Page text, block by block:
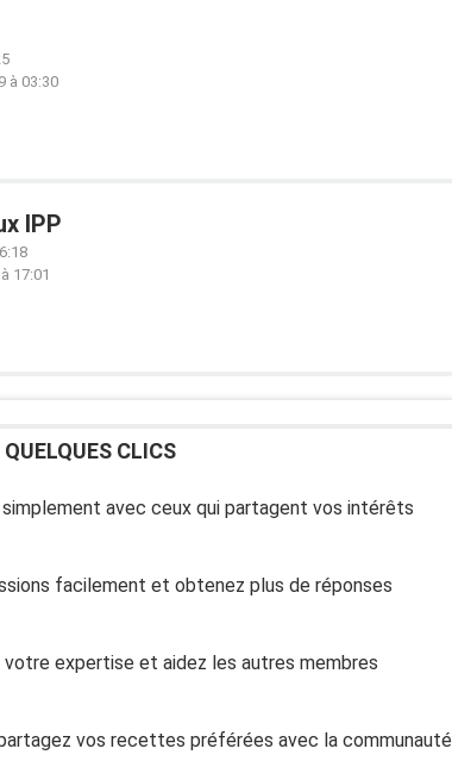
à 03:30
IPP
17:01
CLICS
avec ceux qui partagent vos intérêts
facilement et obtenez plus de réponses
expertise et aidez les autres membres
vos recettes préférées avec la communauté